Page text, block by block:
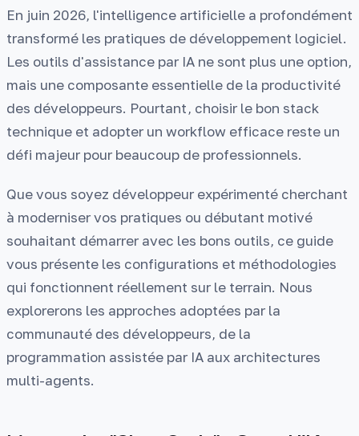
En juin 2026, l'intelligence artificielle a profondément
transformé les pratiques de développement logiciel.
Les outils d'assistance par IA ne sont plus une option,
mais une composante essentielle de la productivité
des développeurs. Pourtant, choisir le bon stack
technique et adopter un workflow efficace reste un
défi majeur pour beaucoup de professionnels.
Que vous soyez développeur expérimenté cherchant
à moderniser vos pratiques ou débutant motivé
souhaitant démarrer avec les bons outils, ce guide
vous présente les configurations et méthodologies
qui fonctionnent réellement sur le terrain. Nous
explorerons les approches adoptées par la
communauté des développeurs, de la
programmation assistée par IA aux architectures
multi-agents.